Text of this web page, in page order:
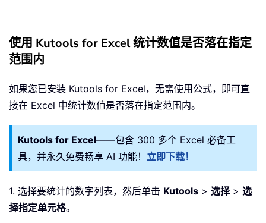
使用 Kutools for Excel 统计数值是否落在指定
范围内
如果您已安装 Kutools for Excel，无需使用公式，即可直
接在 Excel 中统计数值是否落在指定范围内。
Kutools for Excel——包含 300 多个 Excel 必备工
具，并永久免费畅享 AI 功能！ 立即下载！
1. 选择要统计的数字列表，然后单击 Kutools > 选择> 选
择指定单元格。